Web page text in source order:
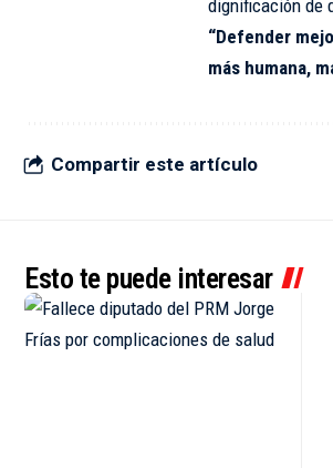
dignificación de
“Defender
más humana,
Compartir este artículo
Esto te puede interesar